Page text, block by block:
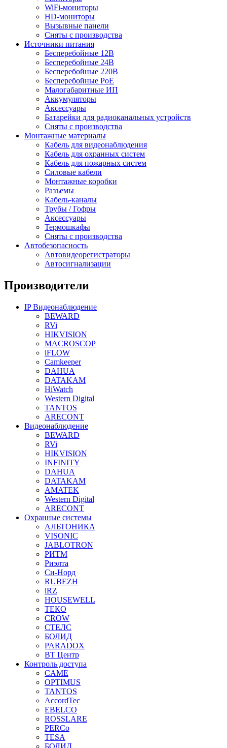
WiFi-мониторы
HD-мониторы
Вызывные панели
Сняты с производства
Источники питания
Бесперебойные 12В
Бесперебойные 24В
Бесперебойные 220В
Бесперебойные PoE
Малогабаритные ИП
Аккумуляторы
Аксессуары
Батарейки для радиоканальных устройств
Сняты с производства
Монтажные материалы
Кабель для видеонаблюдения
Кабель для охранных систем
Кабель для пожарных систем
Силовые кабели
Монтажные коробки
Разъемы
Кабель-каналы
Трубы / Гофры
Аксессуары
Термошкафы
Сняты с производства
Автобезопасность
Автовидеорегистраторы
Автосигнализации
Производители
IP Видеонаблюдение
BEWARD
RVi
HIKVISION
MACROSCOP
iFLOW
Camkeeper
DAHUA
DATAKAM
HiWatch
Western Digital
TANTOS
ARECONT
Видеонаблюдение
BEWARD
RVi
HIKVISION
INFINITY
DAHUA
DATAKAM
AMATEK
Western Digital
ARECONT
Охранные системы
АЛЬТОНИКА
VISONIC
JABLOTRON
РИТМ
Риэлта
Си-Норд
RUBEZH
iRZ
HOUSEWELL
ТЕКО
CROW
СТЕЛС
БОЛИД
PARADOX
ВТ Центр
Контроль доступа
CAME
OPTIMUS
TANTOS
AccordTec
EBELCO
ROSSLARE
PERCo
TESA
БОЛИД